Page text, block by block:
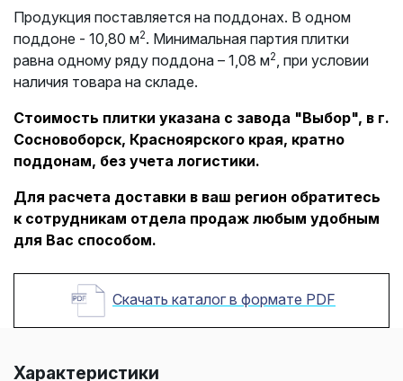
Продукция поставляется на поддонах. В одном
поддоне - 10,80 м2. Минимальная партия плитки
равна одному ряду поддона – 1,08 м2 , при условии
наличия товара на складе.
Стоимость плитки указана с завода "Выбор", в г.
Сосновоборск, Красноярского края, кратно
поддонам, без учета логистики.
Для расчета доставки в ваш регион обратитесь
к сотрудникам отдела продаж любым удобным
для Вас способом.
Скачать каталог в формате PDF
Характеристики